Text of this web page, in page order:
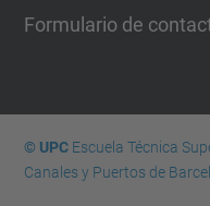
Formulario de
© UPCEscuela Técnica
Canales y Puertos de